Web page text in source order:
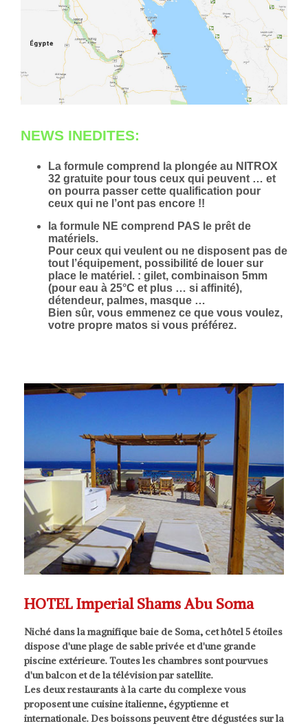
NEWS INEDITES:
La formule comprend la plongée au NITROX
32 gratuite pour tous ceux qui peuvent … et
on pourra passer cette qualification pour
ceux qui ne l’ont pas encore !!
la formule NE comprend PAS le prêt de
matériels.
Pour ceux qui veulent ou ne disposent pas de
tout l’équipement, possibilité de louer sur
place le matériel. : gilet, combinaison 5mm
(pour eau à 25°C et plus … si affinité),
détendeur, palmes, masque …
Bien sûr, vous emmenez ce que vous voulez,
votre propre matos si vous préférez.
HOTEL Imperial Shams Abu Soma
Niché dans la magnifique baie de Soma, cet hôtel 5 étoiles
dispose d'une plage de sable privée et d'une grande
piscine extérieure. Toutes les chambres sont pourvues
d'un balcon et de la télévision par satellite.
Les deux restaurants à la carte du complexe vous
proposent une cuisine italienne, égyptienne et
internationale. Des boissons peuvent être dégustées sur la